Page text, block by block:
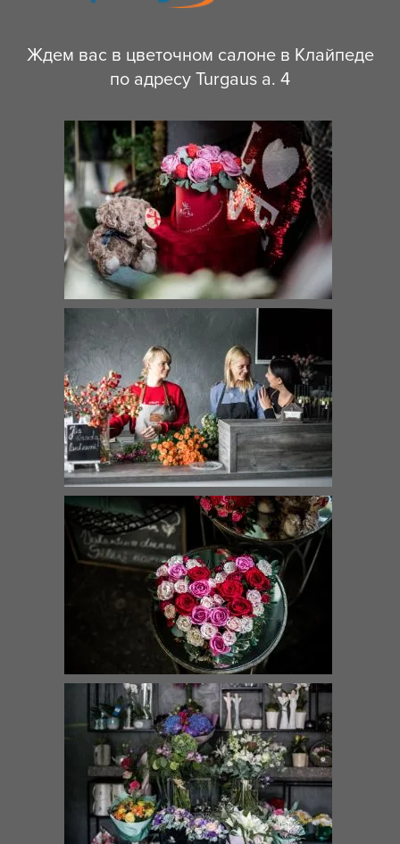
Ждем вас в цветочном салоне в Клайпеде
по адресу Turgaus a. 4